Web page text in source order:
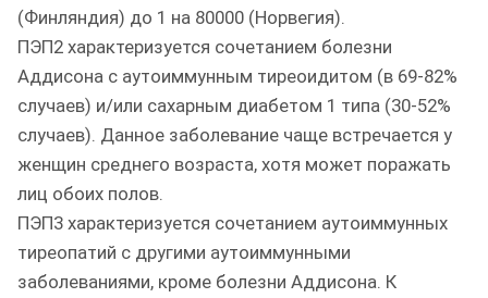
(Финляндия) до 1 на 80000 (Норвегия).
ПЭП2 характеризуется сочетанием болезни
Аддисона с аутоиммунным тиреоидитом (в 69-82%
случаев) и/или сахарным диабетом 1 типа (30-52%
случаев). Данное заболевание чаще встречается у
женщин среднего возраста, хотя может поражать
лиц обоих полов.
ПЭП3 характеризуется сочетанием аутоиммунных
тиреопатий с другими аутоиммунными
заболеваниями, кроме болезни Аддисона. К